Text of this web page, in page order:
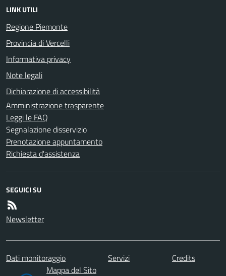
LINK UTILI
Regione Piemonte
Provincia di Vercelli
Informativa privacy
Note legali
Dichiarazione di accessibilità
Amministrazione trasparente
Leggi le FAQ
Segnalazione disservizio
Prenotazione appuntamento
Richiesta d'assistenza
SEGUICI SU
Newsletter
Dati monitoraggio Servizi
Credits
Mappa del Sito